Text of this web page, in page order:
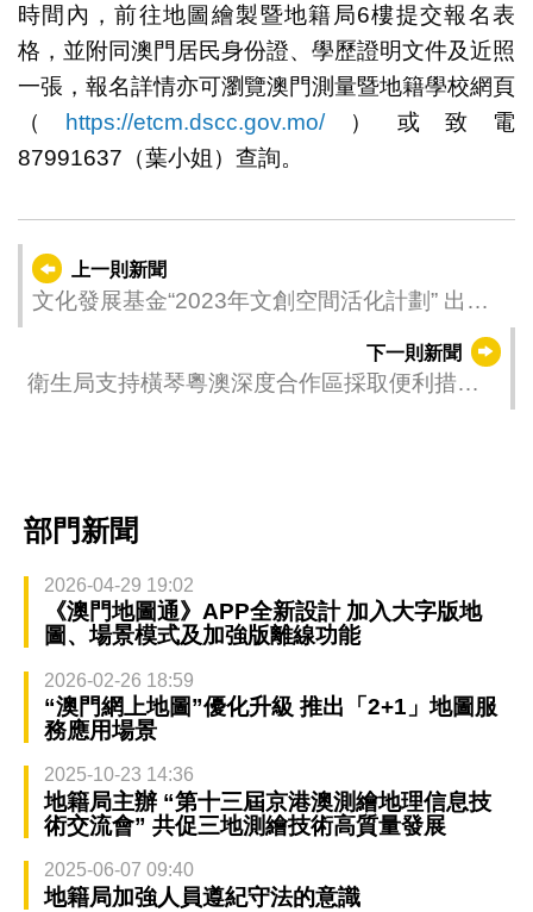
時間內，前往地圖繪製暨地籍局6樓提交報名表
格，並附同澳門居民身份證、學歷證明文件及近照
一張，報名詳情亦可瀏覽澳門測量暨地籍學校網頁
（ https://etcm.dscc.gov.mo/）或致電
87991637（葉小姐）查詢。
上一則新聞
文化發展基金“2023年文創空間活化計劃” 出租
下一則新聞
衛生局支持橫琴粵澳深度合作區採取便利措施
部門新聞
2026-04-29 19:02
《澳門地圖通》APP全新設計 加入大字版地
圖、場景模式及加強版離線功能
2026-02-26 18:59
“澳門網上地圖”優化升級 推出「2+1」地圖服
務應用場景
2025-10-23 14:36
地籍局主辦 “第十三屆京港澳測繪地理信息技
術交流會” 共促三地測繪技術高質量發展
2025-06-07 09:40
地籍局加強人員遵紀守法的意識